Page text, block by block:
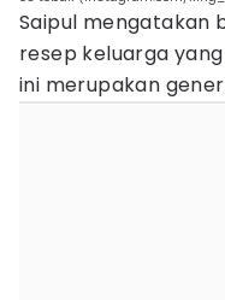
Saipul mengatakan
resep keluarga
ini merupakan